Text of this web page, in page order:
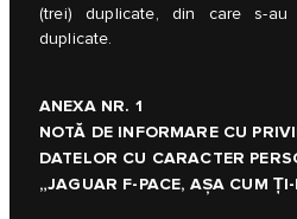
(trei) duplicate, din care s-
duplicate.
ANEXA NR. 1
NOTĂ DE INFORMARE CU
DATELOR CU CARACTER
„JAGUAR F-PACE, AȘA CUM